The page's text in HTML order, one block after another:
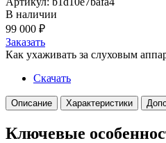
В наличии
99 000 ₽
Заказать
Как ухаживать за слуховым
Скачать
Описание Характеристики
Ключевые